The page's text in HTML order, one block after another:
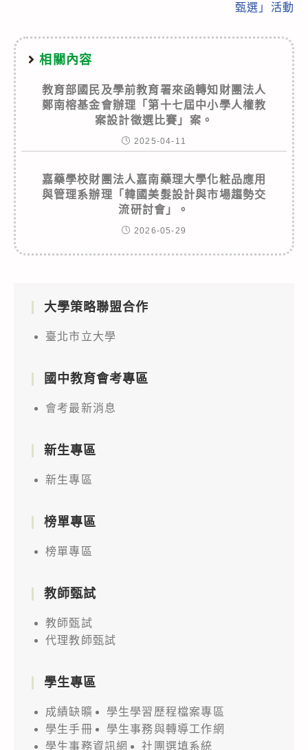
甄選」活動
相關內容
教育部國民及學前教育署來函轉知財團法人
鄭南榕基金會辦理「第十七屆中小學人權教
案設計徵選比賽」案。
2025-04-11
嘉藥學校財團法人嘉南藥理大學化粧品應用
與管理系辦理「韓國美髮設計與市場趨勢交
流研討會」。
2026-05-29
大學策略聯盟合作
臺北市立大學
國中教育會考專區
會考最新消息
新生專區
新生專區
榜單專區
榜單專區
教師甄試
教師甄試
代理教師甄試
學生專區
成績缺曠
學生學習歷程檔案專區
學生手冊
學生事務與轉導工作網
學生事務資訊網
社團選填系統